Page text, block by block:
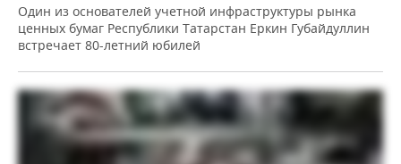
Один из основателей учетной инфраструктуры рынка
ценных бумаг Республики Татарстан Еркин Губайдуллин
встречает 80-летний юбилей